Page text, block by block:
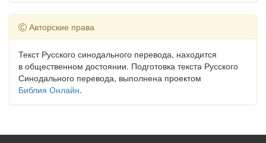
Авторские права
Текст Русского синодального перевода, находится
в общественном достоянии. Подготовка текста Русского
Синодального перевода, выполнена проектом
Библия Онлайн.